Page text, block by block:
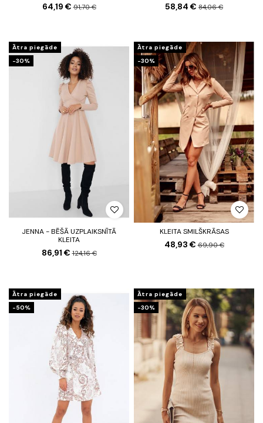
64,19 €91,70 € 58,84 € 84,06 €
Ātra piegāde
-30%
JENNA - BĒŠĀ UZPLAIKSNĪTĀ
KLEITA
86,91 €124,16 €
Ātra piegāde
-30%
KLEITA SMILŠKRĀSAS
48,93 €69,90 €
Ātra piegāde
-50%
Ātra piegāde
-30%